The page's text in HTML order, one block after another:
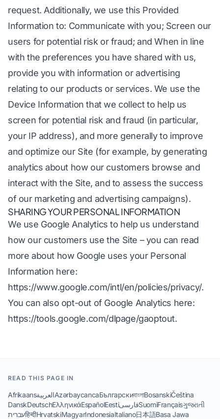
request. Additionally, we use this Provided
Information to: Communicate with you; Screen our
users for potential risk or fraud; and When in line
with the preferences you have shared with us,
provide you with information or advertising
relating to our products or services. We use the
Device Information that we collect to help us
screen for potential risk and fraud (in particular,
your IP address), and more generally to improve
and optimize our Site (for example, by generating
analytics about how our customers browse and
interact with the Site, and to assess the success
of our marketing and advertising campaigns).
SHARING YOUR PERSONAL INFORMATION
We use Google Analytics to help us understand
how our customers use the Site – you can read
more about how Google uses your Personal
Information here:
https://www.google.com/intl/en/policies/privacy/.
You can also opt-out of Google Analytics here:
https://tools.google.com/dlpage/gaoptout.
READ THIS PAGE IN
AfrikaansالعربيةAzərbaycancaБългарскиবাংলাBosanskiČeština
DanskDeutschΕλληνικάEspañolEestiفارسیSuomiFrançaisગુજરાતી
עבריתहिन्दीHrvatskiMagyarIndonesiaItaliano日本語Basa Jawa